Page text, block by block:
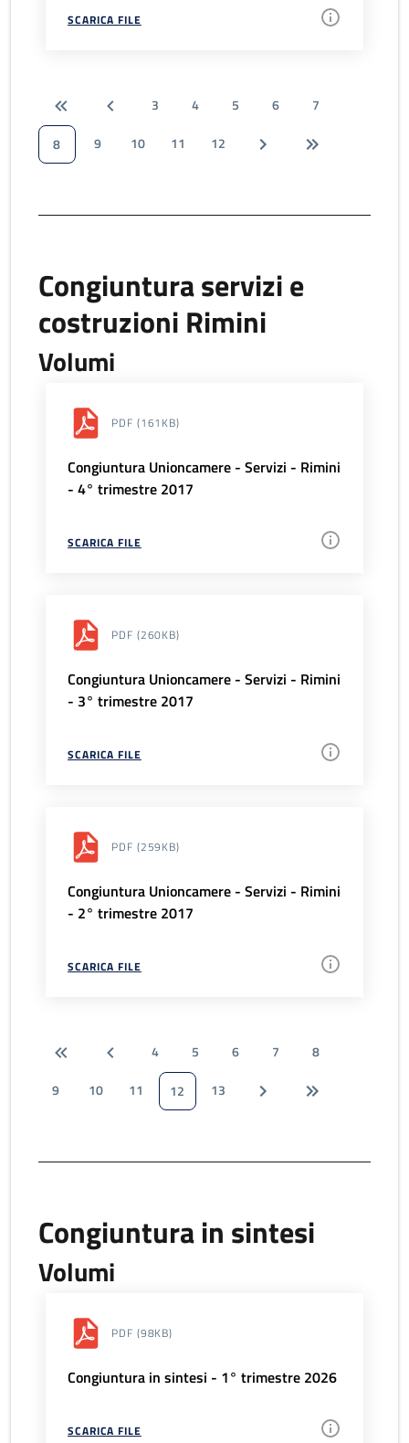
SCARICA FILE
3 4 5 6
7
8
9 10 11 12
Congiuntura servizi e
costruzioni Rimini
Volumi
PDF (161KB)
Congiuntura Unioncamere - Servizi - Rimini
- 4° trimestre 2017
SCARICA FILE
PDF (260KB)
Congiuntura Unioncamere - Servizi - Rimini
- 3° trimestre 2017
SCARICA FILE
PDF (259KB)
Congiuntura Unioncamere - Servizi - Rimini
- 2° trimestre 2017
SCARICA FILE
4 5 6 7
8
9
10 11 12 13
Congiuntura in sintesi
Volumi
PDF (98KB)
Congiuntura in sintesi - 1° trimestre 2026
SCARICA FILE